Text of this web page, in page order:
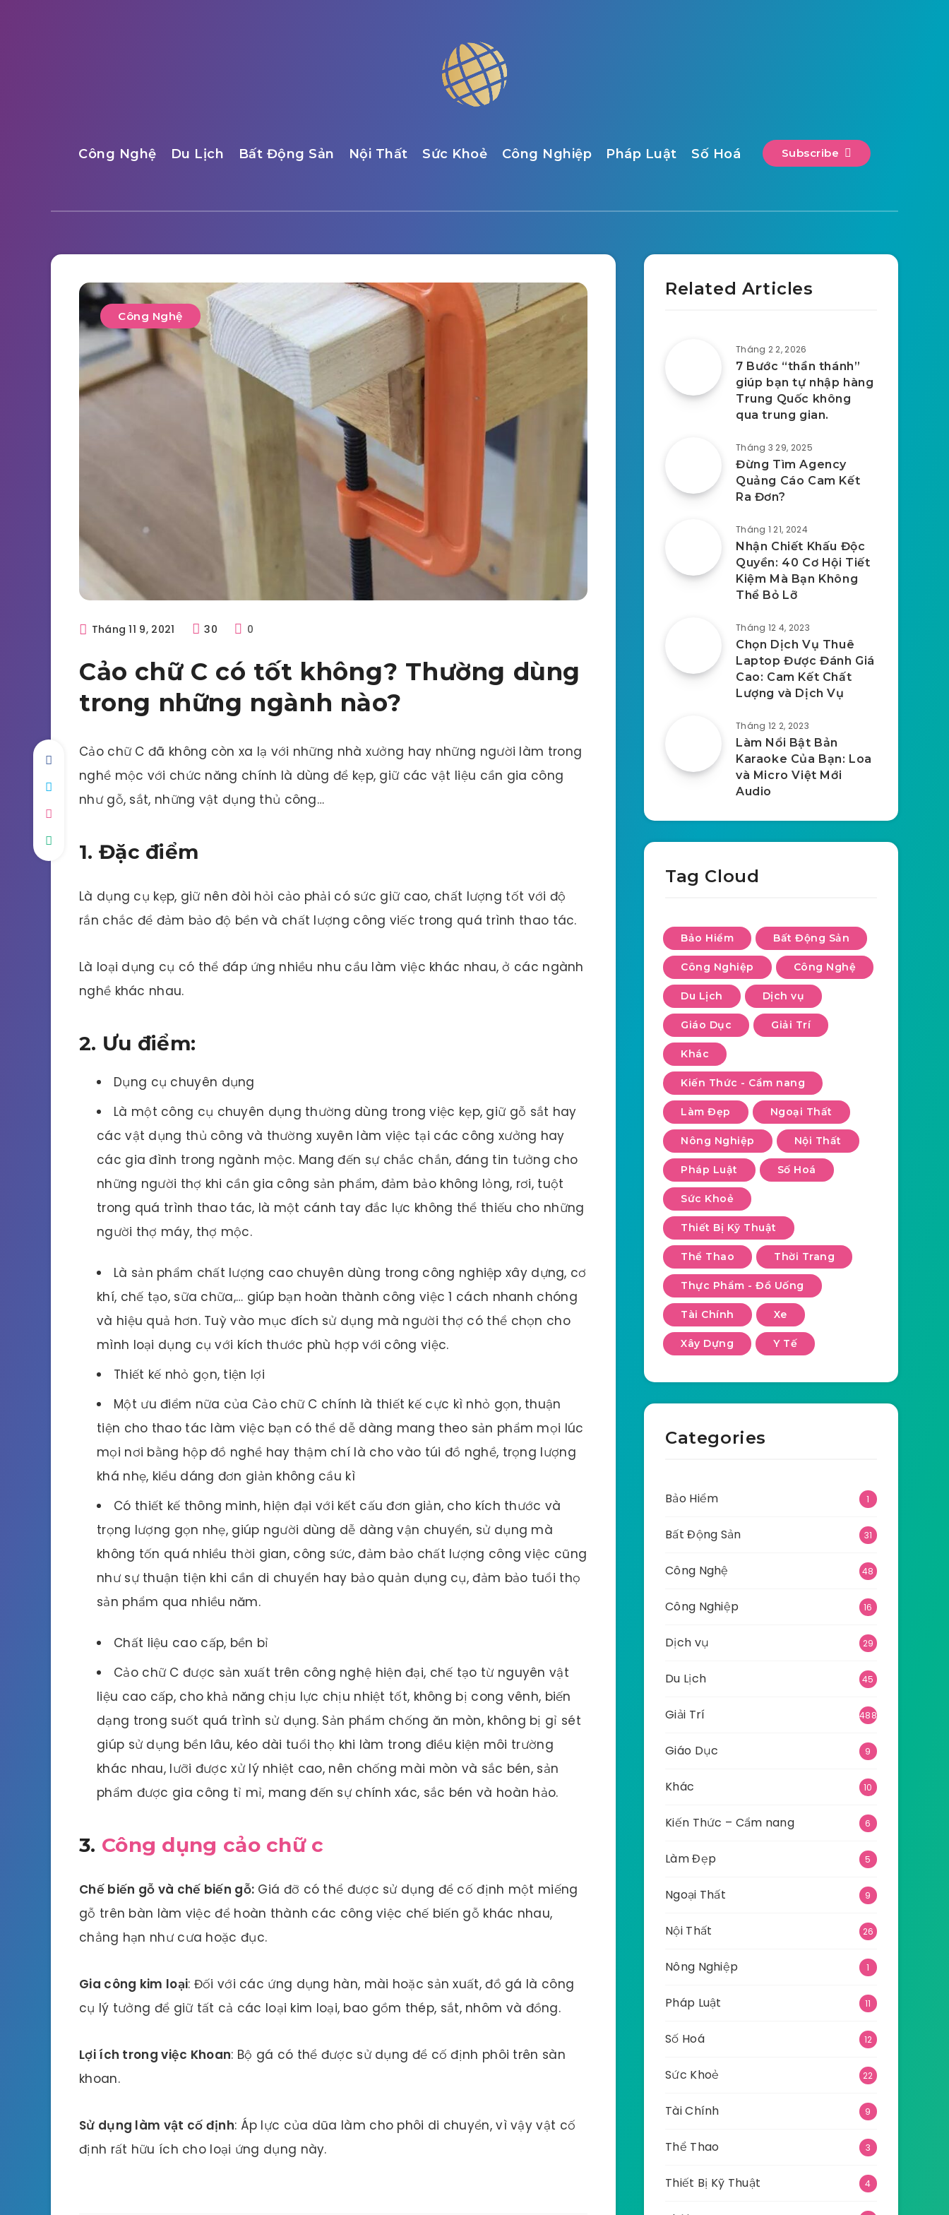
Công Nghệ Du Lịch Bất Động Sản Nội Thất Sức Khoẻ Công Nghiệp Pháp Luật Số Hoá Subscribe
Công Nghệ
Tháng 11 9, 2021 30 0
Cảo chữ C có tốt không? Thường dùng
trong những ngành nào?
Cảo chữ C đã không còn xa lạ với những nhà xưởng hay những người làm trong
nghề mộc với chức năng chính là dùng để kẹp, giữ các vật liệu cần gia công
như gỗ, sắt, những vật dụng thủ công…
1. Đặc điểm
Là dụng cụ kẹp, giữ nên đòi hỏi cảo phải có sức giữ cao, chất lượng tốt với độ
rắn chắc để đảm bảo độ bền và chất lượng công viếc trong quá trình thao tác.
Là loại dụng cụ có thể đáp ứng nhiều nhu cầu làm việc khác nhau, ở các ngành
nghề khác nhau.
2. Ưu điểm:
Dụng cụ chuyên dụng
Là một công cụ chuyên dụng thường dùng trong việc kẹp, giữ gỗ sắt hay
các vật dụng thủ công và thường xuyên làm việc tại các công xưởng hay
các gia đình trong ngành mộc. Mang đến sự chắc chắn, đáng tin tưởng cho
những người thợ khi cần gia công sản phẩm, đảm bảo không lỏng, rơi, tuột
trong quá trình thao tác, là một cánh tay đắc lực không thể thiếu cho những
người thợ máy, thợ mộc.
Là sản phẩm chất lượng cao chuyên dùng trong công nghiệp xây dựng, cơ
khí, chế tạo, sữa chữa,… giúp bạn hoàn thành công việc 1 cách nhanh chóng
và hiệu quả hơn. Tuỳ vào mục đích sử dụng mà người thợ có thể chọn cho
mình loại dụng cụ với kích thước phù hợp với công việc.
Thiết kế nhỏ gọn, tiện lợi
Một ưu điểm nữa của Cảo chữ C chính là thiết kế cực kì nhỏ gọn, thuận
tiện cho thao tác làm việc bạn có thể dễ dàng mang theo sản phẩm mọi lúc
mọi nơi bằng hộp đồ nghề hay thậm chí là cho vào túi đồ nghề, trọng lượng
khá nhẹ, kiểu dáng đơn giản không cầu kì
Có thiết kế thông minh, hiện đại với kết cấu đơn giản, cho kích thước và
trọng lượng gọn nhẹ, giúp người dùng dễ dàng vận chuyển, sử dụng mà
không tốn quá nhiều thời gian, công sức, đảm bảo chất lượng công việc cũng
như sự thuận tiện khi cần di chuyển hay bảo quản dụng cụ, đảm bảo tuổi thọ
sản phẩm qua nhiều năm.
Chất liệu cao cấp, bền bỉ
Cảo chữ C được sản xuất trên công nghệ hiện đại, chế tạo từ nguyên vật
liệu cao cấp, cho khả năng chịu lực chịu nhiệt tốt, không bị cong vênh, biến
dạng trong suốt quá trình sử dụng. Sản phẩm chống ăn mòn, không bị gỉ sét
giúp sử dụng bền lâu, kéo dài tuổi thọ khi làm trong điều kiện môi trường
khác nhau, lưỡi được xử lý nhiệt cao, nên chống mài mòn và sắc bén, sản
phẩm được gia công tỉ mỉ, mang đến sự chính xác, sắc bén và hoàn hảo.
3. Công dụng cảo chữ c
Chế biến gỗ và chế biến gỗ: Giá đỡ có thể được sử dụng để cố định một miếng
gỗ trên bàn làm việc để hoàn thành các công việc chế biến gỗ khác nhau,
chẳng hạn như cưa hoặc đục.
Gia công kim loại: Đối với các ứng dụng hàn, mài hoặc sản xuất, đồ gá là công
cụ lý tưởng để giữ tất cả các loại kim loại, bao gồm thép, sắt, nhôm và đồng.
Lợi ích trong việc Khoan: Bộ gá có thể được sử dụng để cố định phôi trên sàn
khoan.
Sử dụng làm vật cố định: Áp lực của dũa làm cho phôi di chuyển, vì vậy vật cố
định rất hữu ích cho loại ứng dụng này.
Related Articles
Tháng 2 2, 2026
7 Bước “thần thánh”
giúp bạn tự nhập hàng
Trung Quốc không
qua trung gian.
Tháng 3 29, 2025
Đừng Tìm Agency
Quảng Cáo Cam Kết
Ra Đơn?
Tháng 1 21, 2024
Nhận Chiết Khấu Độc
Quyền: 40 Cơ Hội Tiết
Kiệm Mà Bạn Không
Thể Bỏ Lỡ
Tháng 12 4, 2023
Chọn Dịch Vụ Thuê
Laptop Được Đánh Giá
Cao: Cam Kết Chất
Lượng và Dịch Vụ
Tháng 12 2, 2023
Làm Nổi Bật Bản
Karaoke Của Bạn: Loa
và Micro Việt Mới
Audio
Tag Cloud
Bảo Hiểm Bất Động Sản
Công Nghiệp Công Nghệ
Du Lịch Dịch vụ
Giáo Dục Giải Trí
Khác
Kiến Thức - Cẩm nang
Làm Đẹp Ngoại Thất
Nông Nghiệp Nội Thất
Pháp Luật Số Hoá
Sức Khoẻ
Thiết Bị Kỹ Thuật
Thể Thao Thời Trang
Thực Phẩm - Đồ Uống
Tài Chính Xe
Xây Dựng Y Tế
Categories
Bảo Hiểm 1
Bất Động Sản 31
Công Nghệ 48
Công Nghiệp 16
Dịch vụ 29
Du Lịch 45
Giải Trí 488
Giáo Dục 9
Khác 10
Kiến Thức – Cẩm nang 6
Làm Đẹp 5
Ngoại Thất 9
Nội Thất 26
Nông Nghiệp 1
Pháp Luật 11
Số Hoá 12
Sức Khoẻ 22
Tài Chính 9
Thể Thao 3
Thiết Bị Kỹ Thuật 4